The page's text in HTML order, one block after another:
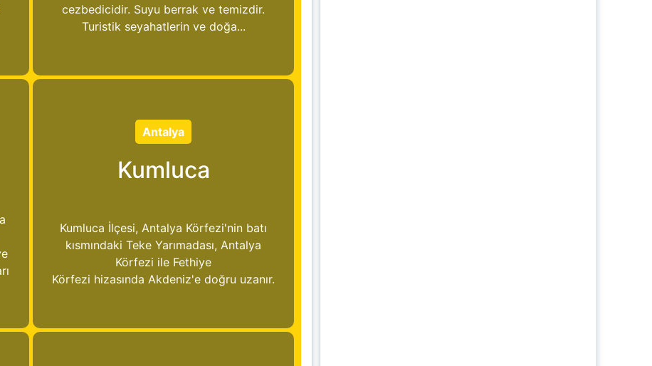
cezbedicidir. Suyu berrak ve temizdir.
Turistik seyahatlerin ve doğa...
Antalya
Kumluca
Kumluca İlçesi, Antalya Körfezi'nin batı
kısmındaki Teke Yarımadası, Antalya
Körfezi ile Fethiye
Körfezi hizasında Akdeniz'e doğru uzanır.